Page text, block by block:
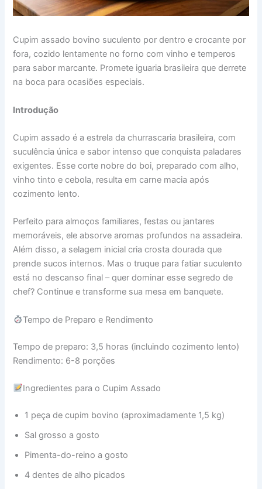
Cupim assado bovino suculento por dentro e crocante por
fora, cozido lentamente no forno com vinho e temperos
para sabor marcante. Promete iguaria brasileira que derrete
na boca para ocasiões especiais.
Introdução
Cupim assado é a estrela da churrascaria brasileira, com
suculência única e sabor intenso que conquista paladares
exigentes. Esse corte nobre do boi, preparado com alho,
vinho tinto e cebola, resulta em carne macia após
cozimento lento.
Perfeito para almoços familiares, festas ou jantares
memoráveis, ele absorve aromas profundos na assadeira.
Além disso, a selagem inicial cria crosta dourada que
prende sucos internos. Mas o truque para fatiar suculento
está no descanso final – quer dominar esse segredo de
chef? Continue e transforme sua mesa em banquete.
Tempo de Preparo e Rendimento
Tempo de preparo: 3,5 horas (incluindo cozimento lento)
Rendimento: 6-8 porções
Ingredientes para o Cupim Assado
1 peça de cupim bovino (aproximadamente 1,5 kg)
Sal grosso a gosto
Pimenta-do-reino a gosto
4 dentes de alho picados